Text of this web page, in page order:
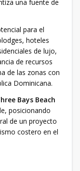
una fuente de
para el
hoteles
de lujo,
de recursos
de las zonas con
Dominicana.
Bays Beach
posicionando
de un proyecto
costero en el